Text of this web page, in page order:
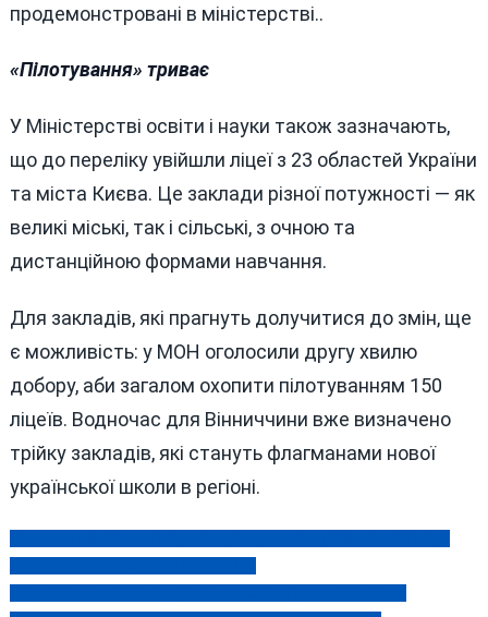
продемонстровані в міністерстві..
«Пілотування» триває
У Міністерстві освіти і науки також зазначають,
що до переліку увійшли ліцеї з 23 областей України
та міста Києва. Це заклади різної потужності — як
великі міські, так і сільські, з очною та
дистанційною формами навчання.
Для закладів, які прагнуть долучитися до змін, ще
є можливість: у МОН оголосили другу хвилю
добору, аби загалом охопити пілотуванням 150
ліцеїв. Водночас для Вінниччини вже визначено
трійку закладів, які стануть флагманами нової
української школи в регіоні.
Навігація
записів